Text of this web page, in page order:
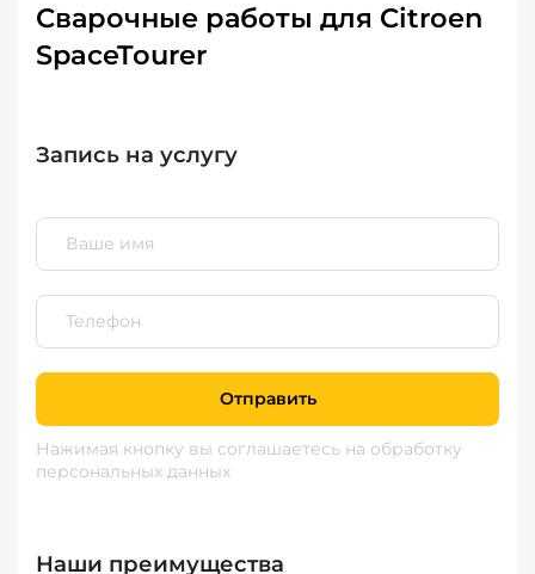
Сварочные работы для Citroen
SpaceTourer
Запись на услугу
Отправить
Нажимая кнопку вы соглашаетесь на обработку
персональных данных
Наши преимущества